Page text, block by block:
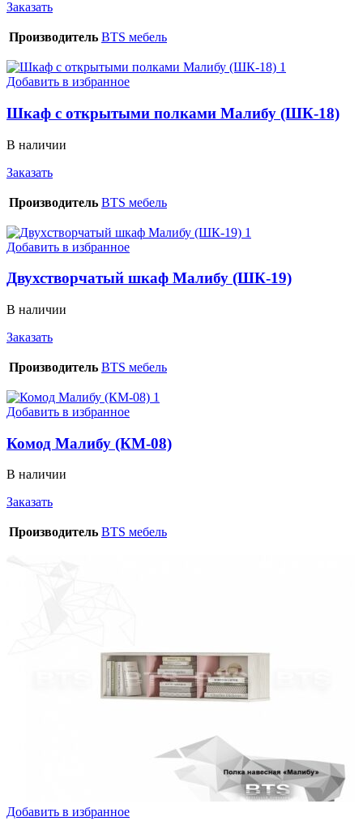
Заказать
Производитель BTS мебель
Добавить в избранное
Шкаф с открытыми полками Малибу (ШК-18)
В наличии
Заказать
Производитель BTS мебель
Добавить в избранное
Двухстворчатый шкаф Малибу (ШК-19)
В наличии
Заказать
Производитель BTS мебель
Добавить в избранное
Комод Малибу (КМ-08)
В наличии
Заказать
Производитель BTS мебель
Добавить в избранное